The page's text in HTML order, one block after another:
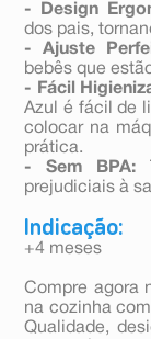
- Design
dos pais,
- Ajuste
bebês que
- Fácil
Azul é fácil de
colocar na
prática.
- Sem BPA:
prejudiciais à
Indicação:
+4 meses
Compre agora
na cozinha
Qualidade,